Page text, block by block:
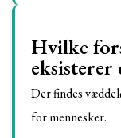
Hvilke
eksisterer
Der findes
for mennesker.